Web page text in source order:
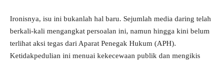
Ironisnya, isu ini bukanlah hal baru. Sejumlah media daring telah
berkali-kali mengangkat persoalan ini, namun hingga kini belum
terlihat aksi tegas dari Aparat Penegak Hukum (APH).
Ketidakpedulian ini menuai kekecewaan publik dan mengikis